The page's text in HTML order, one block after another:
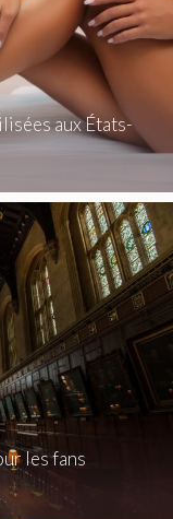
aux États-
les fans